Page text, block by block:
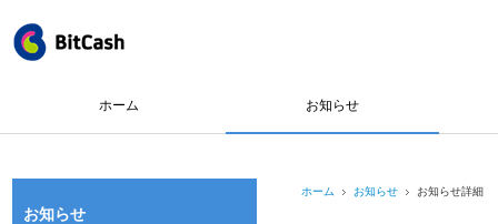
ホーム お知らせ
お知らせ
ホーム お知らせ お知らせ詳細